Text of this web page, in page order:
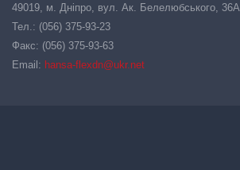
49019, м. Дніпро, вул. Ак. Белелюбського, 36А
Тел.: (056) 375-93-23
Факс: (056) 375-93-63
Email: hansa-flexdn@ukr.net